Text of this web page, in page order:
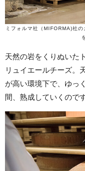
ミフォルマ社（MIFORMA)社
天然の岩をくりぬいた
リュイエールチーズ。
が高い環境下で、ゆっ
間、熟成していくのです